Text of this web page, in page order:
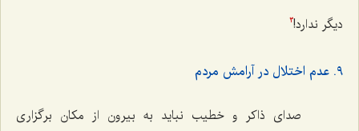
دیگر ندارد!3
٩. عدم اختلال در آرامش مردم
صدای ذاکر و خطیب نباید به بیرون از مکان برگزاری